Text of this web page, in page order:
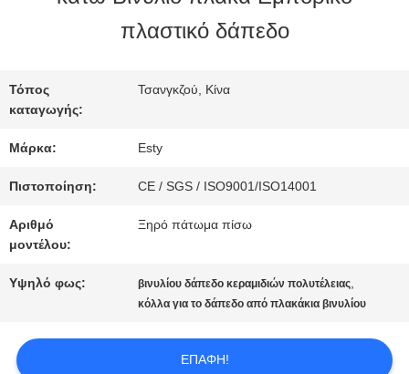
ΕΠΙΣΚΕΨΉ
ΈΛΕΓΧΟΣ
ΠΟΙΌΤΗΤΑΣ
ΕΠΙΚΟΙΝΩΝΉΣΤΕ
ΜΑΖΊ
πλαστικό δάπεδο
Τόπος
καταγωγής:
Τσανγκζού, Κίνα
Μάρκα: Esty
Πιστοποίηση: CE / SGS / ISO9001/ISO14001
Αριθμό
μοντέλου:
Ξηρό πάτωμα πίσω
Υψηλό φως: βινυλίου δάπεδο κεραμιδιών πολυτέλειας,
κόλλα για το δάπεδο από πλακάκια βινυλίου
ΕΠΑΦΉ!